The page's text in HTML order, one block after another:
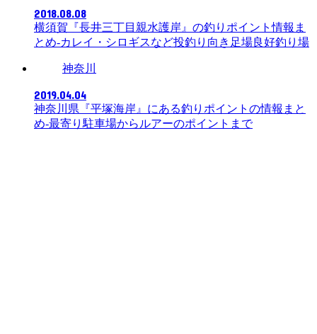
2018.08.08
横須賀『長井三丁目親水護岸』の釣りポイント情報ま
とめ-カレイ・シロギスなど投釣り向き足場良好釣り場
神奈川
2019.04.04
神奈川県『平塚海岸』にある釣りポイントの情報まと
め-最寄り駐車場からルアーのポイントまで